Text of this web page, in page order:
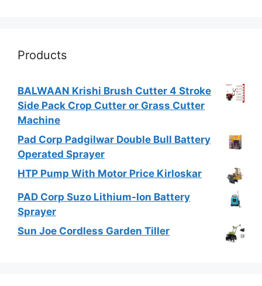
Products
BALWAAN Krishi Brush Cutter 4 Stroke
Side Pack Crop Cutter or Grass Cutter
Machine
Pad Corp Padgilwar Double Bull Battery
Operated Sprayer
HTP Pump With Motor Price Kirloskar
PAD Corp Suzo Lithium-Ion Battery
Sprayer
Sun Joe Cordless Garden Tiller